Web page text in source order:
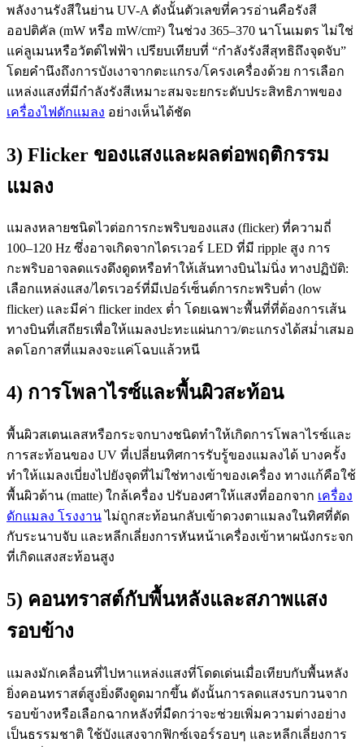
พลังงานรังสีในย่าน UV-A ดังนั้นตัวเลขที่ควรอ่านคือรังสี
ออปติคัล (mW หรือ mW/cm²) ในช่วง 365–370 นาโนเมตร ไม่ใช่
แค่ลูเมนหรือวัตต์ไฟฟ้า เปรียบเทียบที่ “กำลังรังสีสุทธิถึงจุดจับ”
โดยคำนึงถึงการบังเงาจากตะแกรง/โครงเครื่องด้วย การเลือก
แหล่งแสงที่มีกำลังรังสีเหมาะสมจะยกระดับประสิทธิภาพของ
เครื่องไฟดักแมลง อย่างเห็นได้ชัด
3) Flicker ของแสงและผลต่อพฤติกรรม
แมลง
แมลงหลายชนิดไวต่อการกะพริบของแสง (flicker) ที่ความถี่
100–120 Hz ซึ่งอาจเกิดจากไดรเวอร์ LED ที่มี ripple สูง การ
กะพริบอาจลดแรงดึงดูดหรือทำให้เส้นทางบินไม่นิ่ง ทางปฏิบัติ:
เลือกแหล่งแสง/ไดรเวอร์ที่มีเปอร์เซ็นต์การกะพริบต่ำ (low
flicker) และมีค่า flicker index ต่ำ โดยเฉพาะพื้นที่ที่ต้องการเส้น
ทางบินที่เสถียรเพื่อให้แมลงปะทะแผ่นกาว/ตะแกรงได้สม่ำเสมอ
ลดโอกาสที่แมลงจะแค่โฉบแล้วหนี
4) การโพลาไรซ์และพื้นผิวสะท้อน
พื้นผิวสเตนเลสหรือกระจกบางชนิดทำให้เกิดการโพลาไรซ์และ
การสะท้อนของ UV ที่เปลี่ยนทิศการรับรู้ของแมลงได้ บางครั้ง
ทำให้แมลงเบี่ยงไปยังจุดที่ไม่ใช่ทางเข้าของเครื่อง ทางแก้คือใช้
พื้นผิวด้าน (matte) ใกล้เครื่อง ปรับองศาให้แสงที่ออกจาก เครื่อง
ดักแมลง โรงงานไม่ถูกสะท้อนกลับเข้าดวงตาแมลงในทิศที่ตัด
กับระนาบจับ และหลีกเลี่ยงการหันหน้าเครื่องเข้าหาผนังกระจก
ที่เกิดแสงสะท้อนสูง
5) คอนทราสต์กับพื้นหลังและสภาพแสง
รอบข้าง
แมลงมักเคลื่อนที่ไปหาแหล่งแสงที่โดดเด่นเมื่อเทียบกับพื้นหลัง
ยิ่งคอนทราสต์สูงยิ่งดึงดูดมากขึ้น ดังนั้นการลดแสงรบกวนจาก
รอบข้างหรือเลือกฉากหลังที่มืดกว่าจะช่วยเพิ่มความต่างอย่าง
เป็นธรรมชาติ ใช้บังแสงจากฟิกซ์เจอร์รอบๆ และหลีกเลี่ยงการ